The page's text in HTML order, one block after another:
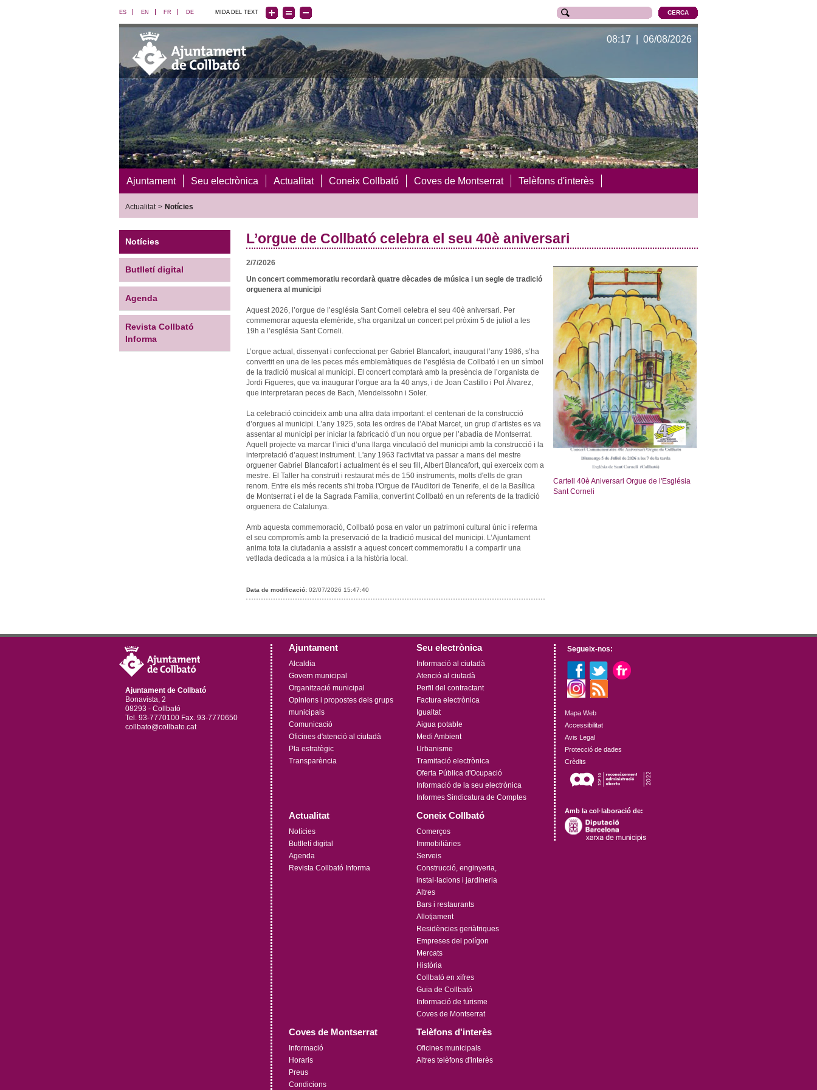
ES EN FR DE MIDA DEL TEXT
08:17 | 06/08/2026
Ajuntament Seu electrònica Actualitat Coneix Collbató Coves de Montserrat Telèfons d'interès
Actualitat > Notícies
Notícies
Butlletí digital
Agenda
Revista Collbató
Informa
L’orgue de Collbató celebra el seu 40è aniversari
Cartell 40è Aniversari Orgue de l'Església
Sant Corneli
2/7/2026
Un concert commemoratiu recordarà quatre dècades de música i un segle de tradició
orguenera al municipi
Aquest 2026, l’orgue de l’església Sant Corneli celebra el seu 40è aniversari. Per
commemorar aquesta efemèride, s'ha organitzat un concert pel pròxim 5 de juliol a les
19h a l’església Sant Corneli.
L’orgue actual, dissenyat i confeccionat per Gabriel Blancafort, inaugurat l’any 1986, s’ha
convertit en una de les peces més emblemàtiques de l’església de Collbató i en un símbol
de la tradició musical al municipi. El concert comptarà amb la presència de l’organista de
Jordi Figueres, que va inaugurar l’orgue ara fa 40 anys, i de Joan Castillo i Pol Álvarez,
que interpretaran peces de Bach, Mendelssohn i Soler.
La celebració coincideix amb una altra data important: el centenari de la construcció
d’orgues al municipi. L’any 1925, sota les ordres de l’Abat Marcet, un grup d’artistes es va
assentar al municipi per iniciar la fabricació d’un nou orgue per l’abadia de Montserrat.
Aquell projecte va marcar l’inici d’una llarga vinculació del municipi amb la construcció i la
interpretació d’aquest instrument. L'any 1963 l'activitat va passar a mans del mestre
orguener Gabriel Blancafort i actualment és el seu fill, Albert Blancafort, qui exerceix com a
mestre. El Taller ha construït i restaurat més de 150 instruments, molts d'ells de gran
renom. Entre els més recents s'hi troba l'Orgue de l'Auditori de Tenerife, el de la Basílica
de Montserrat i el de la Sagrada Família, convertint Collbató en un referents de la tradició
orguenera de Catalunya.
Amb aquesta commemoració, Collbató posa en valor un patrimoni cultural únic i referma
el seu compromís amb la preservació de la tradició musical del municipi. L’Ajuntament
anima tota la ciutadania a assistir a aquest concert commemoratiu i a compartir una
vetllada dedicada a la música i a la història local.
Data de modificació: 02/07/2026 15:47:40
Ajuntament de Collbató
Bonavista, 2
08293 - Collbató
Tel. 93-7770100 Fax. 93-7770650
collbato@collbato.cat
Ajuntament
Alcaldia
Govern municipal
Organització municipal
Opinions i propostes dels grups
municipals
Comunicació
Oficines d'atenció al ciutadà
Pla estratègic
Transparència
Seu electrònica
Informació al ciutadà
Atenció al ciutadà
Perfil del contractant
Factura electrònica
Igualtat
Aigua potable
Medi Ambient
Urbanisme
Tramitació electrònica
Oferta Pública d'Ocupació
Informació de la seu electrònica
Informes Sindicatura de Comptes
Actualitat
Notícies
Butlletí digital
Agenda
Revista Collbató Informa
Coneix Collbató
Comerços
Immobiliàries
Serveis
Construcció, enginyeria,
instal·lacions i jardineria
Altres
Bars i restaurants
Allotjament
Residències geriàtriques
Empreses del polígon
Mercats
Història
Collbató en xifres
Guia de Collbató
Informació de turisme
Coves de Montserrat
Coves de Montserrat
Informació
Horaris
Preus
Condicions
Telèfons d'interès
Oficines municipals
Altres telèfons d'interès
Segueix-nos:
Mapa Web
Accessibilitat
Avis Legal
Protecció de dades
Crèdits
Amb la col·laboració de: